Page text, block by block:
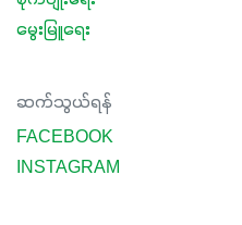
မွေးမြူရေး
ဆက်သွယ်ရန်
FACEBOOK
INSTAGRAM